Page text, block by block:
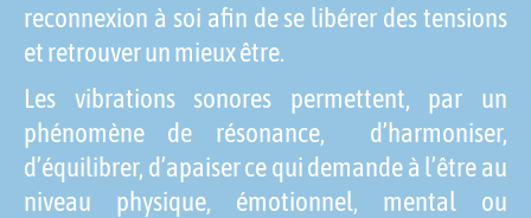
reconnexion à soi afin de se libérer des tensions
et retrouver un mieux être.
Les vibrations sonores permettent, par un
phénomène de résonance, d’harmoniser,
d’équilibrer, d’apaiser ce qui demande à l’être au
niveau physique, émotionnel, mental ou